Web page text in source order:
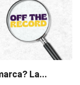
La...